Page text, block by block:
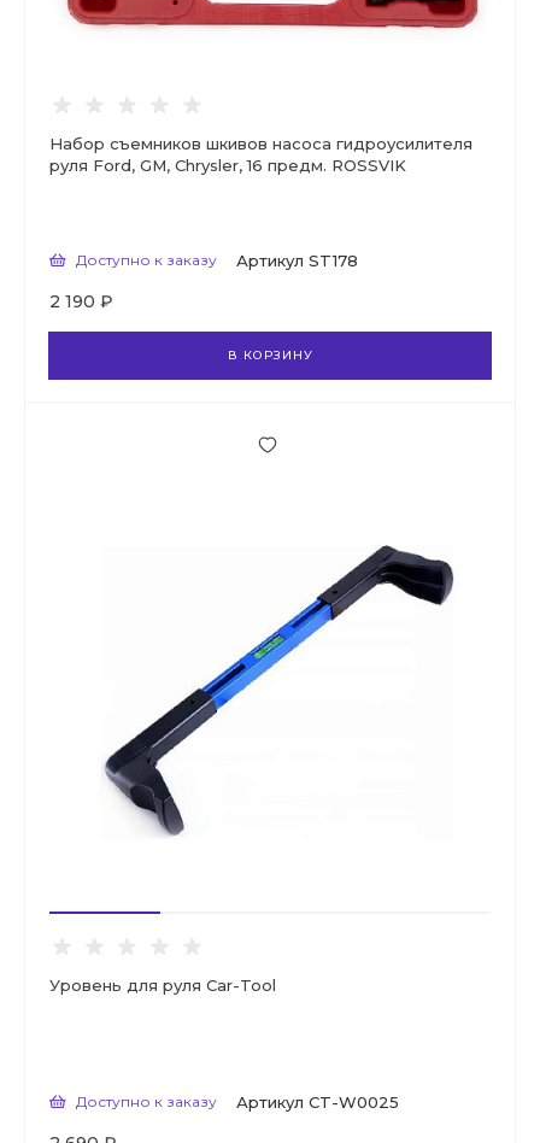
Набор съемников шкивов насоса гидроусилителя
руля Ford, GM, Chrysler, 16 предм. ROSSVIK
Доступно к заказу Артикул ST178
2 190 ₽
В КОРЗИНУ
Уровень для руля Car-Tool
Доступно к заказу Артикул CT-W0025